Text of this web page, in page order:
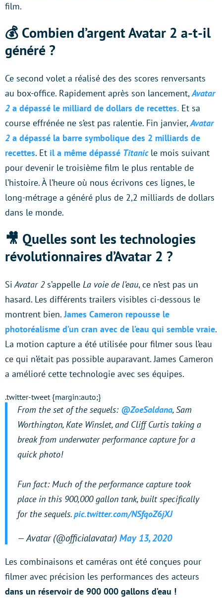
film.
💰 Combien d’argent Avatar 2 a-t-il
généré ?
Ce second volet a réalisé des des scores renversants
au box-office. Rapidement après son lancement,Avatar
2 a dépassé le milliard de dollars de recettes. Et sa
course effrénée ne s’est pas ralentie. Fin janvier,Avatar
2 a dépassé la barre symbolique des 2 milliards de
recettes. Et il a même dépassé Titanicle mois suivant
pour devenir le troisième film le plus rentable de
l’histoire. À l’heure où nous écrivons ces lignes, le
long-métrage a généré plus de 2,2 milliards de dollars
dans le monde.
🎥 Quelles sont les technologies
révolutionnaires d’Avatar 2 ?
SiAvatar 2s’appelle La voie de l’eau, ce n’est pas un
hasard. Les différents trailers visibles ci-dessous le
montrent bien.James Cameron repousse le
photoréalisme d’un cran avec de l’eau qui semble vraie.
La motion capture a été utilisée pour filmer sous l’eau
ce qui n’était pas possible auparavant. James Cameron
a amélioré cette technologie avec ses équipes.
.twitter-tweet {margin:auto;}
From the set of the sequels: @ZoeSaldana, Sam
Worthington, Kate Winslet, and Cliff Curtis taking a
break from underwater performance capture for a
quick photo!
Fun fact: Much of the performance capture took
place in this 900,000 gallon tank, built specifically
for the sequels.pic.twitter.com/NSfqoZ6jXJ
— Avatar (@officialavatar) May 13, 2020
Les combinaisons et caméras ont été conçues pour
filmer avec précision les performances des acteurs
dans un réservoir de 900 000 gallons d’eau !